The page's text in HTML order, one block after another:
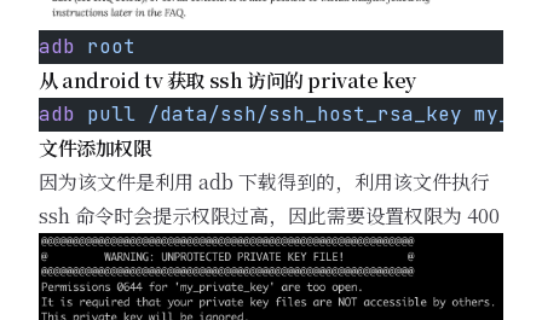
adb root
从 android tv 获取 ssh 访问的 private key
adb pull /data/ssh/ssh_host_rsa_key
文件添加权限
因为该文件是利用 adb 下载得到的，利用该文件执行
ssh 命令时会提示权限过高，因此需要设置权限为 400